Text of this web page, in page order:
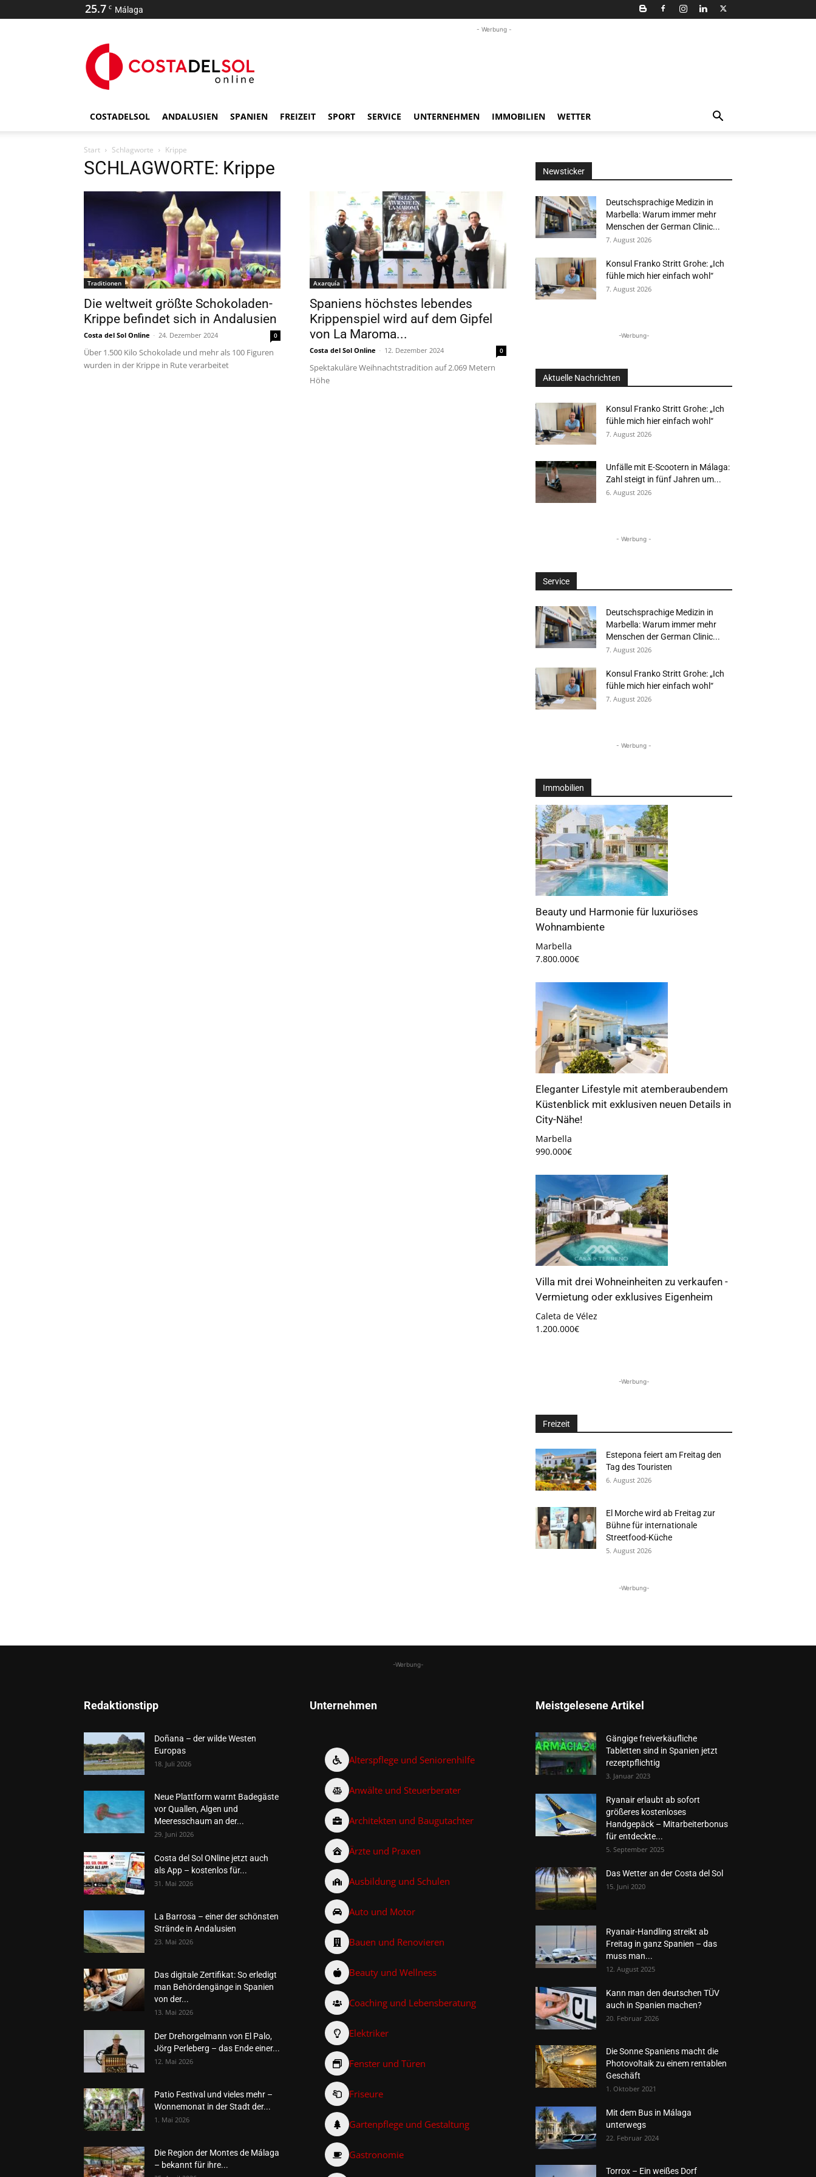
25.7 C Málaga
- Werbung -
COSTADELSOL ANDALUSIEN SPANIEN FREIZEIT SPORT SERVICE UNTERNEHMEN IMMOBILIEN WETTER
Start Schlagworte Krippe
SCHLAGWORTE: Krippe
Traditionen
Die weltweit größte Schokoladen-
Krippe befindet sich in Andalusien
Costa del Sol Online - 24. Dezember 2024 0
Über 1.500 Kilo Schokolade und mehr als 100 Figuren
wurden in der Krippe in Rute verarbeitet
Axarquía
Spaniens höchstes lebendes
Krippenspiel wird auf dem Gipfel
von La Maroma...
Costa del Sol Online - 12. Dezember 2024 0
Spektakuläre Weihnachtstradition auf 2.069 Metern
Höhe
Newsticker
Deutschsprachige Medizin in
Marbella: Warum immer mehr
Menschen der German Clinic...
7. August 2026
Konsul Franko Stritt Grohe: „Ich
fühle mich hier einfach wohl“
7. August 2026
-Werbung-
Aktuelle Nachrichten
Konsul Franko Stritt Grohe: „Ich
fühle mich hier einfach wohl“
7. August 2026
Unfälle mit E-Scootern in Málaga:
Zahl steigt in fünf Jahren um...
6. August 2026
- Werbung -
Service
Deutschsprachige Medizin in
Marbella: Warum immer mehr
Menschen der German Clinic...
7. August 2026
Konsul Franko Stritt Grohe: „Ich
fühle mich hier einfach wohl“
7. August 2026
- Werbung -
Immobilien
Beauty und Harmonie für luxuriöses
Wohnambiente
Marbella
7.800.000€
Eleganter Lifestyle mit atemberaubendem
Küstenblick mit exklusiven neuen Details in
City-Nähe!
Marbella
990.000€
Villa mit drei Wohneinheiten zu verkaufen -
Vermietung oder exklusives Eigenheim
Caleta de Vélez
1.200.000€
-Werbung-
Freizeit
Estepona feiert am Freitag den
Tag des Touristen
6. August 2026
El Morche wird ab Freitag zur
Bühne für internationale
Streetfood-Küche
5. August 2026
-Werbung-
-Werbung-
Redaktionstipp
Doñana – der wilde Westen
Europas
18. Juli 2026
Neue Plattform warnt Badegäste
vor Quallen, Algen und
Meeresschaum an der...
29. Juni 2026
Costa del Sol ONline jetzt auch
als App – kostenlos für...
31. Mai 2026
La Barrosa – einer der schönsten
Strände in Andalusien
23. Mai 2026
Das digitale Zertifikat: So erledigt
man Behördengänge in Spanien
von der...
13. Mai 2026
Der Drehorgelmann von El Palo,
Jörg Perleberg – das Ende einer...
12. Mai 2026
Patio Festival und vieles mehr –
Wonnemonat in der Stadt der...
1. Mai 2026
Die Region der Montes de Málaga
– bekannt für ihre...
Unternehmen
Alterspflege und Seniorenhilfe
Anwälte und Steuerberater
Architekten und Baugutachter
Ärzte und Praxen
Ausbildung und Schulen
Auto und Motor
Bauen und Renovieren
Beauty und Wellness
Coaching und Lebensberatung
Elektriker
Fenster und Türen
Friseure
Gartenpflege und Gestaltung
Gastronomie
Meistgelesene Artikel
Gängige freiverkäufliche
Tabletten sind in Spanien jetzt
rezeptpflichtig
3. Januar 2023
Ryanair erlaubt ab sofort
größeres kostenloses
Handgepäck – Mitarbeiterbonus
für entdeckte...
5. September 2025
Das Wetter an der Costa del Sol
15. Juni 2020
Ryanair-Handling streikt ab
Freitag in ganz Spanien – das
muss man...
12. August 2025
Kann man den deutschen TÜV
auch in Spanien machen?
20. Februar 2026
Die Sonne Spaniens macht die
Photovoltaik zu einem rentablen
Geschäft
1. Oktober 2021
Mit dem Bus in Málaga
unterwegs
22. Februar 2024
Torrox – Ein weißes Dorf